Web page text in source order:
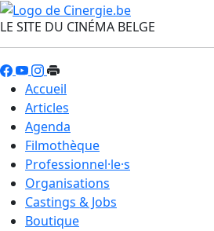
LE SITE DU CINÉMA BELGE
Accueil
Articles
Agenda
Filmothèque
Professionnel·le·s
Organisations
Castings & Jobs
Boutique